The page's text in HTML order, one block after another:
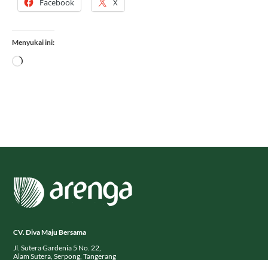
Facebook X
Menyukai ini:
Memuat...
CV. Diva Maju Bersama
Jl. Sutera Gardenia 5 No. 22,
Alam Sutera, Serpong, Tangerang